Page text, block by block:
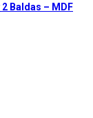
Baldas – MDF